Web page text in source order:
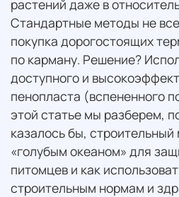
растений даже в
Стандартные методы не
покупка дорогостоящих
по карману. Решение?
доступного и
пенопласта (вспененного
этой статье мы разберем,
казалось бы,
«голубым океаном» для
питомцев и как
строительным нормам и